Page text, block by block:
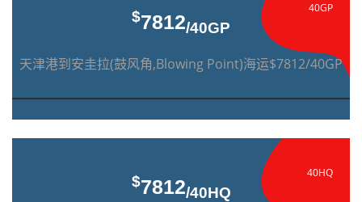
40GP
$7812/40GP
天津港到安圭拉(鼓风角,Blowing Point)海运$7812/40GP
40HQ
$7812/40HQ